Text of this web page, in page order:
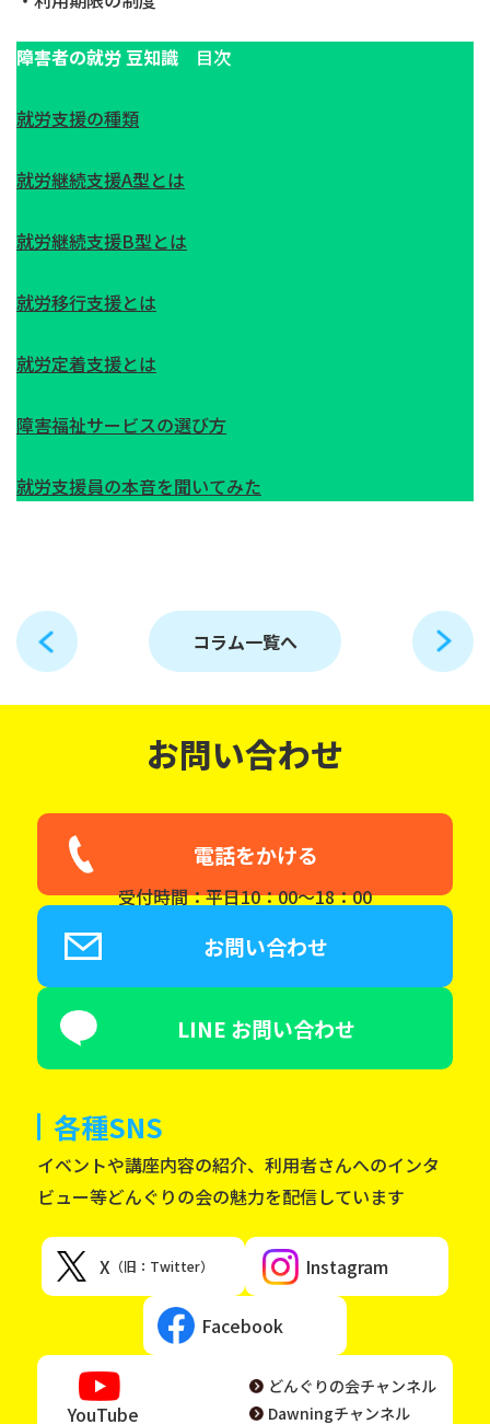
障害者の就労 豆知識 目次
就労支援の種類
就労継続支援A型とは
就労継続支援B型とは
就労移行支援とは
就労定着支援とは
障害福祉サービスの選び方
就労支援員の本音を聞いてみた
コラム一覧へ
お問い合わせ
電話をかける
受付時間：平日10：00～18：00
お問い合わせ
LINE お問い合わせ
各種SNS
イベントや講座内容の紹介、利用者さんへのインタ
ビュー等どんぐりの会の魅力を配信しています
X （旧：Twitter） Instagram
Facebook
YouTube
どんぐりの会チャンネル
Dawningチャンネル